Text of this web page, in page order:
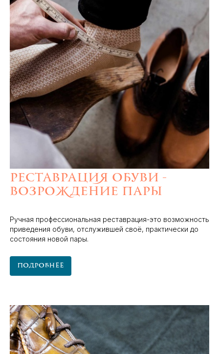
Реставрация обуви -
возрождение пары
Ручная профессиональная реставрация-это возможность
приведения обуви, отслужившей своё, практически до
состояния новой пары.
Подробнее